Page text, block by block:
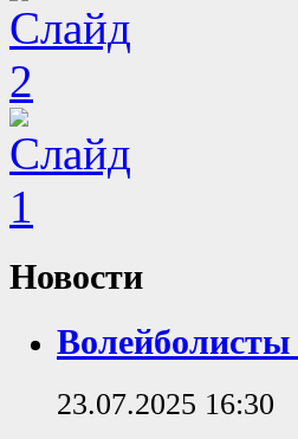
Новости
23.07.2025 16:30